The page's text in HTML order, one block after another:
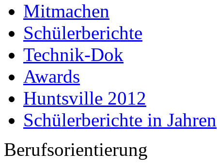
Mitmachen
Schülerberichte
Technik-Dok
Awards
Huntsville 2012
Schülerberichte in Jahren
Berufsorientierung